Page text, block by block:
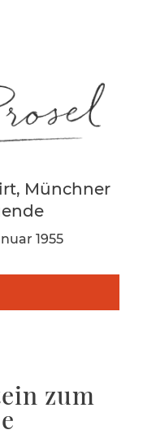
Münchner
1955
zum